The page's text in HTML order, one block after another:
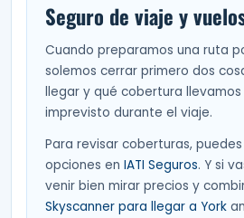
Seguro de viaje y
Cuando preparamos una ruta
solemos cerrar primero dos
llegar y qué cobertura llevamos
imprevisto durante el viaje.
Para revisar coberturas,
opciones en IATI Seguros. Y si
venir bien mirar precios y
Skyscanner para llegar a York